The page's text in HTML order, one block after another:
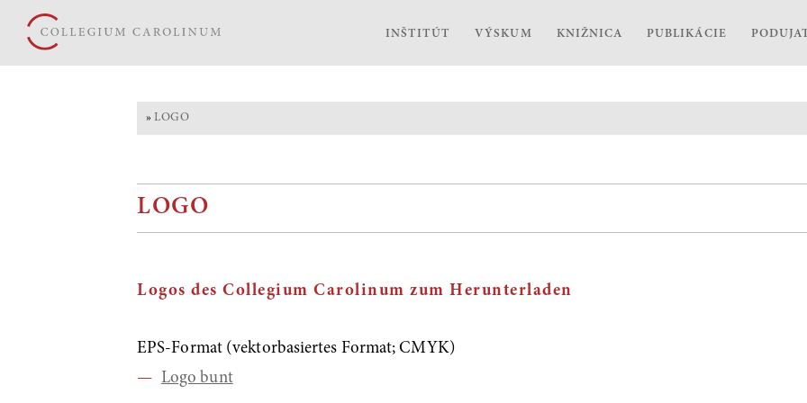
INŠTITÚT VÝSKUM KNIŽNICA PUBLIKÁCIE
» LOGO
LOGO
Logos des Collegium Carolinum zum Herunterladen
EPS-Format (vektorbasiertes Format; CMYK)
Logo bunt